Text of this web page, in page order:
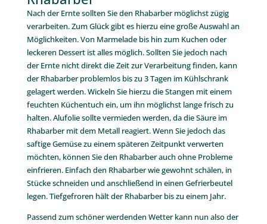
Nach der Ernte sollten Sie den Rhabarber möglichst zügig
verarbeiten. Zum Glück gibt es hierzu eine große Auswahl an
Möglichkeiten. Von Marmelade bis hin zum Kuchen oder
leckeren Dessert ist alles möglich. Sollten Sie jedoch nach
der Ernte nicht direkt die Zeit zur Verarbeitung finden, kann
der Rhabarber problemlos bis zu 3 Tagen im Kühlschrank
gelagert werden. Wickeln Sie hierzu die Stangen mit einem
feuchten Küchentuch ein, um ihn möglichst lange frisch zu
halten. Alufolie sollte vermieden werden, da die Säure im
Rhabarber mit dem Metall reagiert. Wenn Sie jedoch das
saftige Gemüse zu einem späteren Zeitpunkt verwerten
möchten, können Sie den Rhabarber auch ohne Probleme
einfrieren. Einfach den Rhabarber wie gewohnt schälen, in
Stücke schneiden und anschließend in einen Gefrierbeutel
legen. Tiefgefroren hält der Rhabarber bis zu einem Jahr.
Passend zum schöner werdenden Wetter kann nun also der